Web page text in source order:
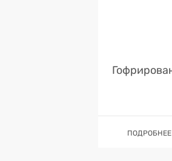
ПОДРОБНЕЕ